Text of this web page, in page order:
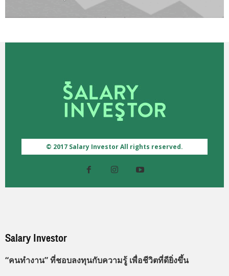
© 2017 Salary Investor All rights reserved.
Salary Investor
“คนทำงาน” ที่ชอบลงทุนกับความรู้ เพื่อชีวิตที่ดียิ่งขึ้น